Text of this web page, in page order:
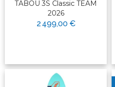
TABOU 3S Classic TEAM
2026
2 499,00 €